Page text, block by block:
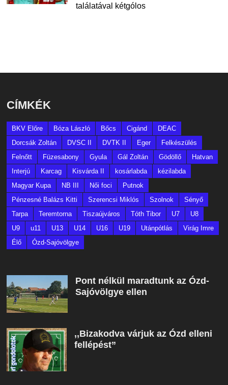
találatával kétgólos
CÍMKÉK
BKV Előre Bóza László Bőcs Cigánd
DEAC
Dorcsák Zoltán
DVSC II DVTK II Eger
Felkészülés
Felnőtt
Füzesabony Gyula Gál Zoltán Gödöllő
Hatvan
Interjú
Karcag Kisvárda II kosárlabda
kézilabda
Magyar Kupa
NB III Női foci
Putnok
Pénzesné Balázs Kitti
Szerencsi Miklós Szolnok
Sényő
Tarpa
Teremtorna Tiszaújváros Tóth Tibor U7
U8
U9
u11 U13 U14 U16 U19 Utánpótlás
Virág Imre
Élő
Ózd-Sajóvölgye
Pont nélkül maradtunk az Ózd-
Sajóvölgye ellen
,,Bizakodva várjuk az Ózd elleni
fellépést”